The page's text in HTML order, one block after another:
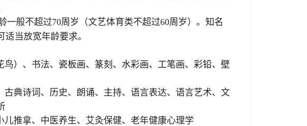
一般不超过70周岁（文艺体育类不超过60周岁）。知名
当放宽年龄要求。
）、书法、 瓷板画、篆刻、水彩画、工笔画、 彩铅、壁
典诗词、历史、朗诵、主持、语言表达、语言艺术、文
推拿、中医养生、艾灸保健、老年健康心理学